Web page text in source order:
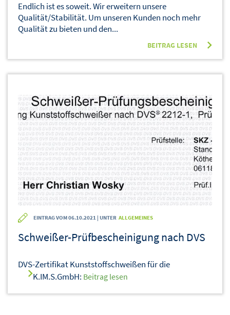
Endlich ist es soweit. Wir erweitern unsere
Qualität/Stabilität. Um unseren Kunden noch mehr
Qualität zu bieten und den...
BEITRAG LESEN
EINTRAG VOM 06.10.2021 | UNTER ALLGEMEINES
Schweißer-Prüfbescheinigung nach DVS
DVS-Zertifikat Kunststoffschweißen für die
K.IM.S.GmbH: Beitrag lesen